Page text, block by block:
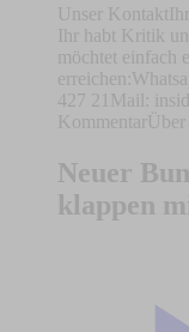
Unser
Ihr habt Kritik
möchtet einfach
427 21Mail:
Neuer
klappen